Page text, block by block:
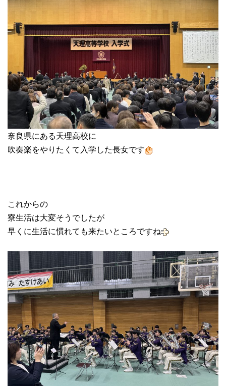
奈良県にある天理高校に
吹奏楽をやりたくて入学した長女です
これからの
寮生活は大変そうでしたが
早くに生活に慣れても来たいところですね